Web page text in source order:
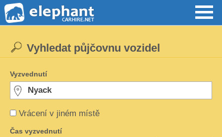
Vrácení v jiném místě
Vyhledat půjčovnu vozidel
Vyzvednutí
Čas vyzvednutí